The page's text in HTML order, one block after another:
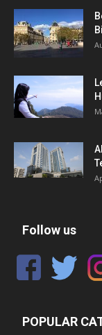
Follow us
POPULAR